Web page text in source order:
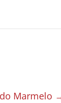
Marmelo